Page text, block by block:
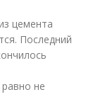
цемента
Последний
не